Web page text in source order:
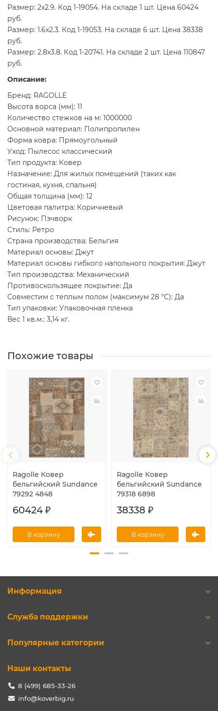
Размер: 2x2.9. Код 1-19054. На складе 1 шт. Цена 60424
руб.
Размер: 1.6x2.3. Код 1-19053. На складе 6 шт. Цена 38338
руб.
Размер: 2.8x3.8. Код 1-20741. На складе 2 шт. Цена 110847
руб.
Описание:
Бренд: RAGOLLE
Высота ворса (мм): 11
Количество стежков на м: 1000000
Основной материал: Полипропилен
Форма ковра: Прямоугольный
Уход: Пылесос классический
Тип продукта: Ковер
Назначение: Для жилых помещений (таких как
гостиная, кухня, спальня)
Общая толщина (мм): 12
Цветовая палитра: Коричневый
Рисунок: Пэчворк
Стиль: Ретро
Страна производства: Бельгия
Материал основы: Джут
Материал основы гибкого напольного покрытия: Джут
Тип производства: Механический
Противоскользящее покрытие: Да
Совместим с теплым полом (максимум 28 °C): Да
Тип упаковки: Упаковочная пленка
Вес 1 кв.м.: 3,14 кг.
Похожие товары
Ragolle Ковер
бельгийский Sundance
79292 4848
60424 ₽
В корзину
Ragolle Ковер
бельгийский Sundance
79318 6898
38338 ₽
В корзину
Информация
Служба поддержки
Популярные категории
Наши контакты
8 (499) 685-33-26
info@koverbig.ru